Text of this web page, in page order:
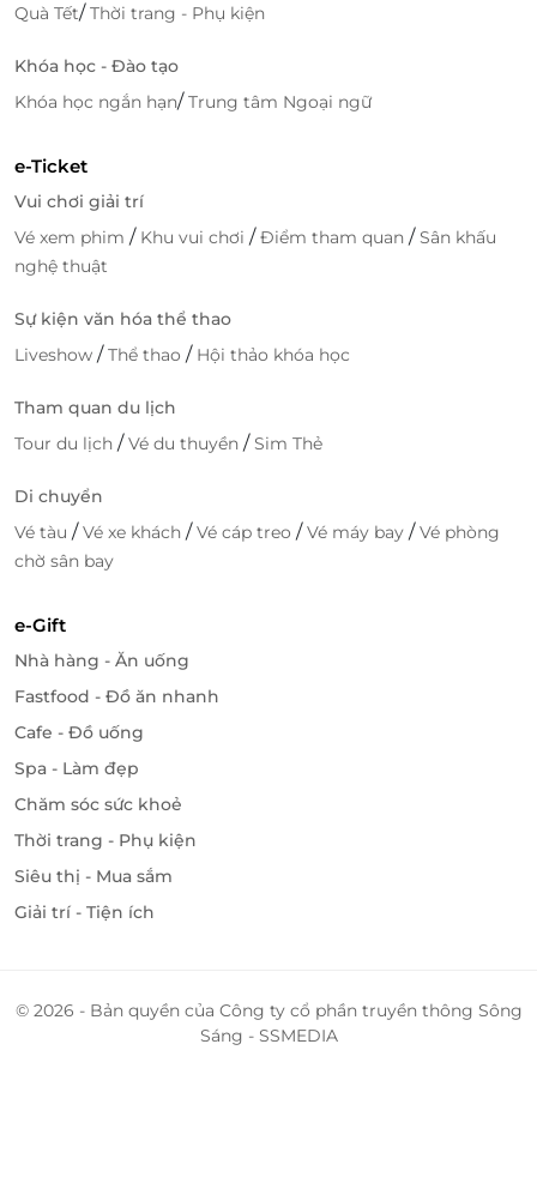
Quà Tết/Thời trang - Phụ kiện
Khóa học - Đào tạo
Khóa học ngắn hạn/Trung tâm Ngoại ngữ
e-Ticket
Vui chơi giải trí
Vé xem phim / Khu vui chơi /Điểm tham quan /Sân khấu
nghệ thuật
Sự kiện văn hóa thể thao
Liveshow /Thể thao / Hội thảo khóa học
Tham quan du lịch
Tour du lịch /Vé du thuyền /Sim Thẻ
Di chuyển
Vé tàu /Vé xe khách /Vé cáp treo /Vé máy bay /Vé phòng
chờ sân bay
e-Gift
Nhà hàng - Ăn uống
Fastfood - Đồ ăn nhanh
Cafe - Đồ uống
Spa - Làm đẹp
Chăm sóc sức khoẻ
Thời trang - Phụ kiện
Siêu thị - Mua sắm
Giải trí - Tiện ích
© 2026 - Bản quyền của Công ty cổ phần truyền thông Sông
Sáng - SSMEDIA